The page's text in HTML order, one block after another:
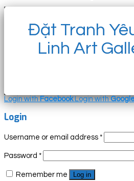
Đặt Tranh
Linh Art
Login withFacebook Login with
Login
Username or email address *
Password *
Remember me Log in